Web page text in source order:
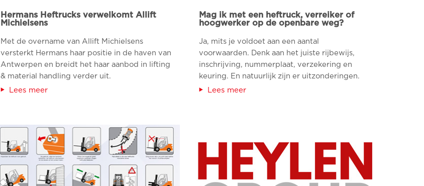
Hermans Heftrucks verwelkomt Allift
Michielsens
Met de overname van Allift Michielsens
versterkt Hermans haar positie in de haven van
Antwerpen en breidt het haar aanbod in lifting
& material handling verder uit.
Lees meer
Mag ik met een heftruck, verreiker of
hoogwerker op de openbare weg?
Ja, mits je voldoet aan een aantal
voorwaarden. Denk aan het juiste rijbewijs,
inschrijving, nummerplaat, verzekering en
keuring. En natuurlijk zijn er uitzonderingen.
Lees meer